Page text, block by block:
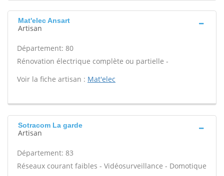
Mat'elec Ansart
Artisan
Département: 80
Rénovation électrique complète ou partielle -
Voir la fiche artisan : Mat'elec
Sotracom La garde
Artisan
Département: 83
Réseaux courant faibles - Vidéosurveillance - Domotique